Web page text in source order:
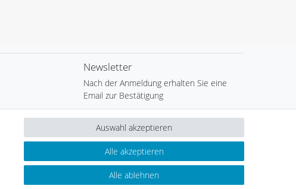
Newsletter
Nach der Anmeldung erhalten Sie eine
Email zur Bestätigung
Newsletter
Honig
Hiermit bestätige ich, dass ich die
erklärunggelesen habe. Meine Einwilligung kann ich
jederzeit widerrufen.**
Alle akzeptieren
Alle ablehnen
Auswahl akzeptieren